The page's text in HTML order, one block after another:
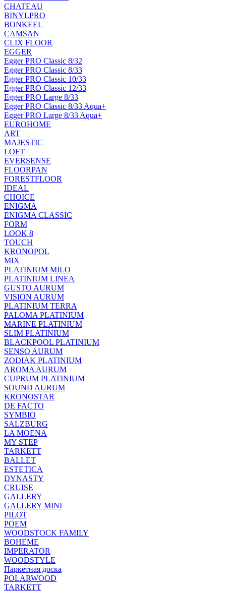
CHATEAU
BINYLPRO
BONKEEL
CAMSAN
CLIX FLOOR
EGGER
Egger PRO Classic 8/32
Egger PRO Classic 8/33
Egger PRO Classic 10/33
Egger PRO Classic 12/33
Egger PRO Large 8/33
Egger PRO Classic 8/33 Aqua+
Egger PRO Large 8/33 Aqua+
EUROHOME
ART
MAJESTIC
LOFT
EVERSENSE
FLOORPAN
FORESTFLOOR
IDEAL
CHOICE
ENIGMA
ENIGMA CLASSIC
FORM
LOOK 8
TOUCH
KRONOPOL
MIX
PLATINIUM MILO
PLATINIUM LINEA
GUSTO AURUM
VISION AURUM
PLATINIUM TERRA
PALOMA PLATINIUM
MARINE PLATINIUM
SLIM PLATINIUM
BLACKPOOL PLATINIUM
SENSO AURUM
ZODIAK PLATINIUM
AROMA AURUM
CUPRUM PLATINIUM
SOUND AURUM
KRONOSTAR
DE FACTO
SYMBIO
SALZBURG
LA MOENA
MY STEP
TARKETT
BALLET
ESTETICA
DYNASTY
CRUISE
GALLERY
GALLERY MINI
PILOT
POEM
WOODSTOCK FAMILY
BOHEME
IMPERATOR
WOODSTYLE
Паркетная доска
POLARWOOD
TARKETT